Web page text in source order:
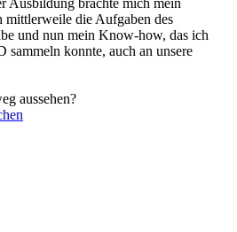
Ausbildung brachte mich mein
mittlerweile die Aufgaben des
und nun mein Know-how, das ich
sammeln konnte, auch an unsere
aussehen?